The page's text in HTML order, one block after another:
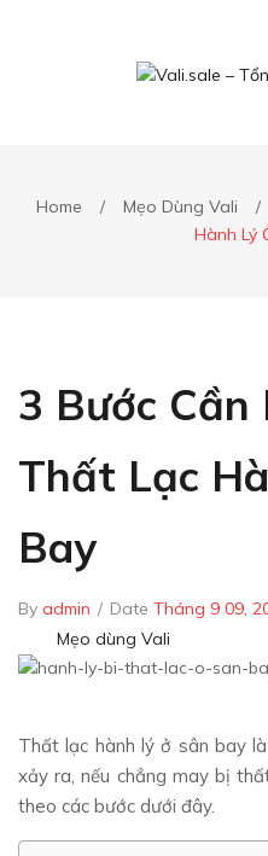
Home / Mẹo Dùng Vali /
Hành Lý
3 Bước Cần
Thất Lạc
Bay
By admin / Date Tháng 9 09,
Mẹo dùng Vali
Thất lạc hành lý ở sân bay
xảy ra, nếu chẳng may bị
theo các bước dưới đây.